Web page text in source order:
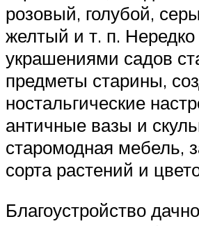
розовый, голубой,
желтый и т. п. Нередко
украшениями садов
предметы старины,
ностальгические
античные вазы и
старомодная мебель,
сорта растений и
Благоустройство